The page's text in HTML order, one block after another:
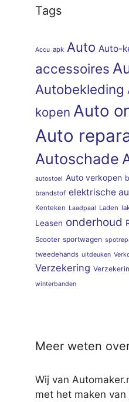
Tags
Accu apk Auto Auto-
accessoires
Autobekleding
kopen Auto
Auto
Autoschade
autostoel Auto verkopen
brandstof elektrische
Kenteken Laadpaal Laden
Leasen onderhoud
Scooter sportwagen
tweedehands uitdeuken
Verzekering
winterbanden
Meer weten
Wij van
met het maken